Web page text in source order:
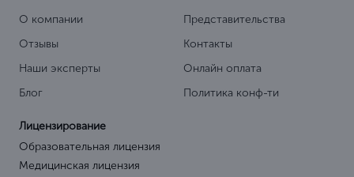
О компании
Отзывы
Наши эксперты
Блог
Представительства
Контакты
Онлайн оплата
Политика конф-ти
Лицензирование
Образовательная лицензия
Медицинская лицензия